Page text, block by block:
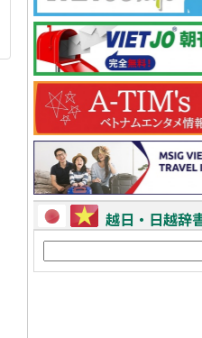
越日・日越辞